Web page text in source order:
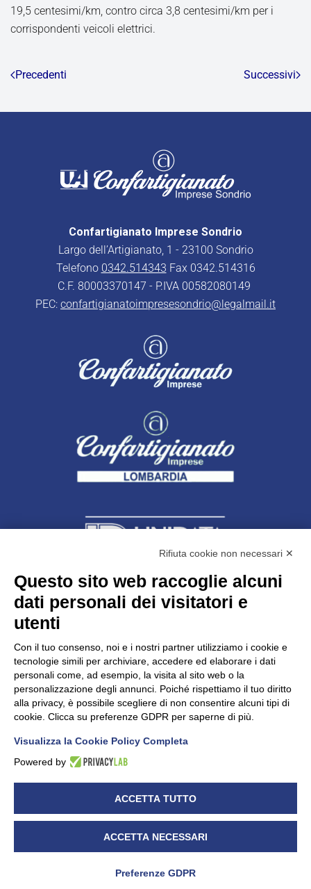
19,5 centesimi/km, contro circa 3,8 centesimi/km per i
corrispondenti veicoli elettrici.
Precedenti Successivi
Confartigianato Imprese Sondrio
Largo dell’Artigianato, 1 - 23100 Sondrio
Telefono 0342.514343 Fax 0342.514316
C.F. 80003370147 - P.IVA 00582080149
PEC: confartigianatoimpresesondrio@legalmail.it
Unidata s.r.lcon unico socio
Largo dell’Artigianato, 1 - 23100 Sondrio
C.F. 00481790145 - N.REA SO-36426
PEC: unidata.sondrio@legalmail.it
Cap. soc. euro 100.000,00 i.v.
UNIDATA - Informativa privacy (per i clienti)
UNIDATA - Whistleblowing
Rifiuta cookie non necessari ✕
Questo sito web raccoglie alcuni
dati personali dei visitatori e
utenti
Con il tuo consenso, noi e i nostri partner utilizziamo i cookie e
tecnologie simili per archiviare, accedere ed elaborare i dati
personali come, ad esempio, la visita al sito web o la
personalizzazione degli annunci. Poiché rispettiamo il tuo diritto
alla privacy, è possibile scegliere di non consentire alcuni tipi di
cookie. Clicca su preferenze GDPR per saperne di più.
Visualizza la Cookie Policy Completa
Powered by
ACCETTA TUTTO
ACCETTA NECESSARI
Preferenze GDPR